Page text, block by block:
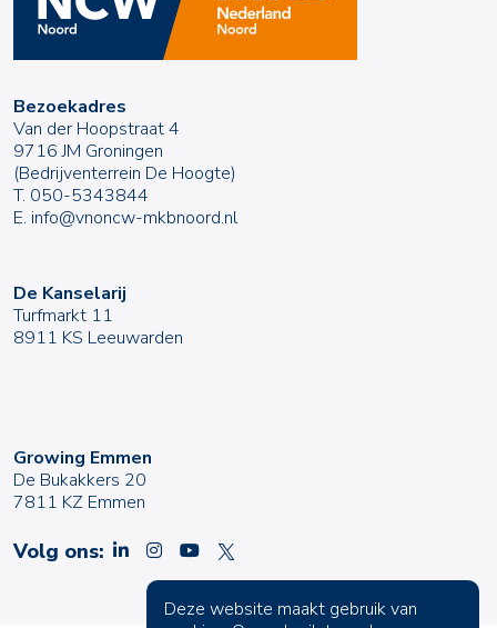
Bezoekadres
Van der Hoopstraat 4
9716 JM Groningen
(Bedrijventerrein De Hoogte)
T. 050-5343844
E. info@vnoncw-mkbnoord.nl
De Kanselarij
Turfmarkt 11
8911 KS Leeuwarden
Growing Emmen
De Bukakkers 20
7811 KZ Emmen
Volg ons:
Deze website maakt gebruik van